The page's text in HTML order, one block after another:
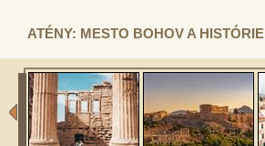
ATÉNY: MESTO BOHOV A HISTÓRIE